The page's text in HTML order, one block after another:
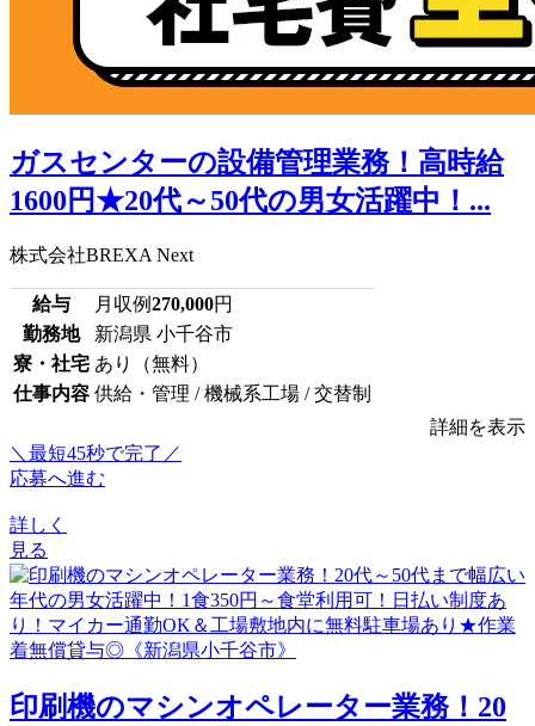
ガスセンターの設備管理業務！高時給
1600円★20代～50代の男女活躍中！...
株式会社BREXA Next
給与 月収例270,000円
勤務地
新潟県 小千谷市
寮・社宅 あり（無料）
仕事内容 供給・管理 / 機械系工場 / 交替制
詳細を表示
＼最短45秒で完了／
応募へ進む
詳しく
見る
印刷機のマシンオペレーター業務！20